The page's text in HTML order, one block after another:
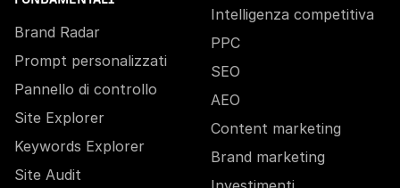
Brand Radar
Prompt personalizzati
Pannello di controllo
Site Explorer
Keywords Explorer
Site Audit
Intelligenza competitiva
PPC
SEO
AEO
Content marketing
Brand marketing